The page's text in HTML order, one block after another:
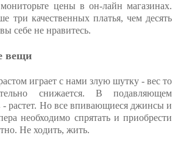
цены в он-лайн магазинах.
три качественных платья, чем десять
себе не нравитесь.
вещи
играет с нами злую шутку - вес то
снижается. В подавляющем
- растет. Но все впивающиеся джинсы и
необходимо спрятать и приобрести
Не ходить, жить.